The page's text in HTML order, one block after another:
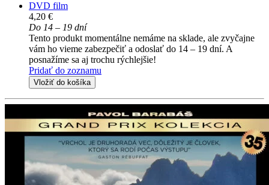
DVD film
4,20 €
Do 14 – 19 dní
Tento produkt momentálne nemáme na sklade, ale zvyčajne
vám ho vieme zabezpečiť a odoslať do 14 – 19 dní. A
posnažíme sa aj trochu rýchlejšie!
Pridať do zoznamu
Vložiť do košíka